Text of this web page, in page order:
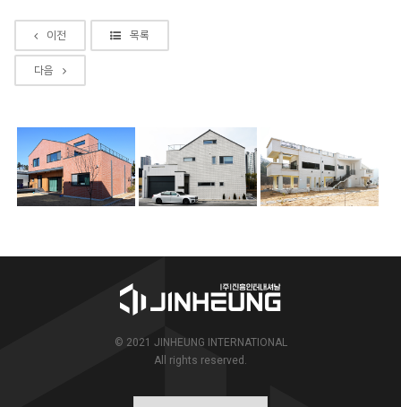
이전 목록
다음
© 2021 JINHEUNG INTERNATIONAL
All rights reserved.